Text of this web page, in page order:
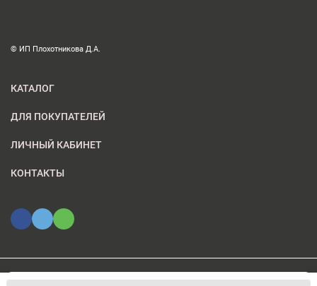
© ИП Плохотникова Д.А.
КАТАЛОГ
ДЛЯ ПОКУПАТЕЛЕЙ
ЛИЧНЫЙ КАБИНЕТ
КОНТАКТЫ